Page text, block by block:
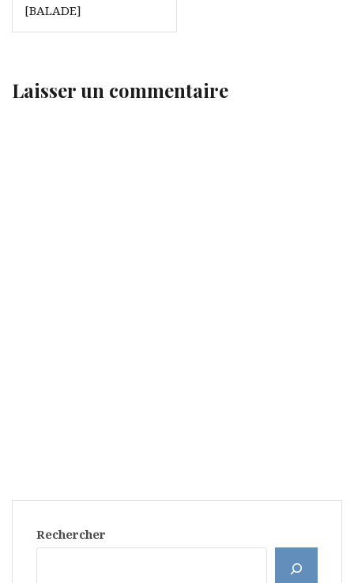
[BALADE]
Laisser un commentaire
Rechercher